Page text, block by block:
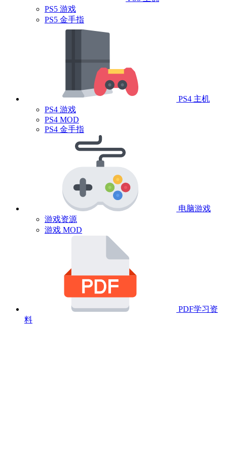
PS5 游戏
PS5 金手指
PS4 主机
PS4 游戏
PS4 MOD
PS4 金手指
电脑游戏
游戏资源
游戏 MOD
PDF学习资
料